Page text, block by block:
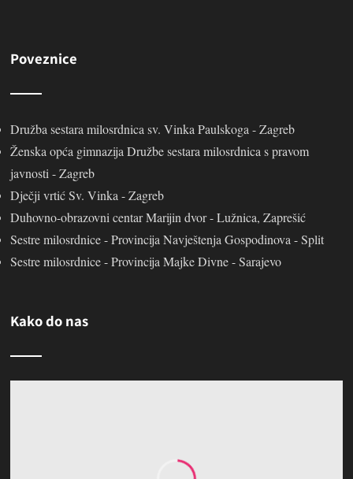
Poveznice
Družba sestara milosrdnica sv. Vinka Paulskoga - Zagreb
Ženska opća gimnazija Družbe sestara milosrdnica s pravom
javnosti - Zagreb
Dječji vrtić Sv. Vinka - Zagreb
Duhovno-obrazovni centar Marijin dvor - Lužnica, Zaprešić
Sestre milosrdnice - Provincija Navještenja Gospodinova - Split
Sestre milosrdnice - Provincija Majke Divne - Sarajevo
Kako do nas